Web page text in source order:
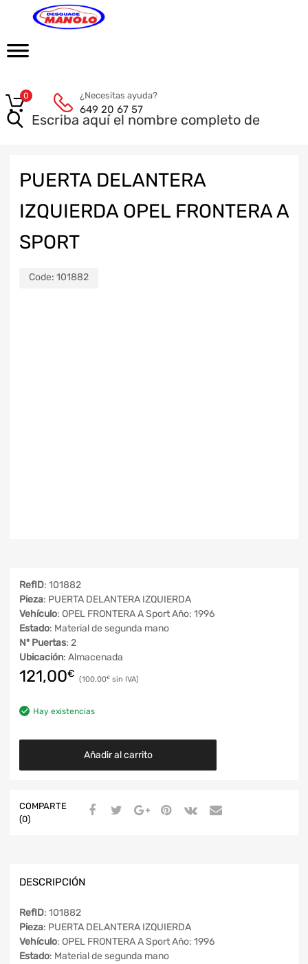
¿Necesitas ayuda?
649 20 67 57
0
PUERTA DELANTERA
IZQUIERDA OPEL FRONTERA A
SPORT
Code: 101882
RefID: 101882
Pieza: PUERTA DELANTERA IZQUIERDA
Vehículo: OPEL FRONTERA A Sport Año: 1996
Estado: Material de segunda mano
Nº Puertas: 2
Ubicación: Almacenada
121,00€ 100,00€
Hay existencias
Añadir al carrito
COMPARTE
(0)
DESCRIPCIÓN
RefID: 101882
Pieza: PUERTA DELANTERA IZQUIERDA
Vehículo: OPEL FRONTERA A Sport Año: 1996
Estado: Material de segunda mano